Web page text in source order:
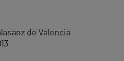
de Valencia